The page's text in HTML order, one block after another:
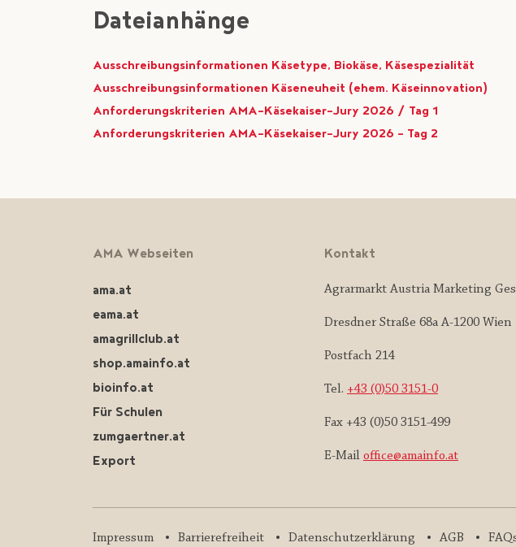
Dateianhänge
Ausschreibungsinformationen Käsetype, Biokäse, Käsespezialität
Ausschreibungsinformationen Käseneuheit (ehem. Käseinnovation)
Anforderungskriterien AMA-Käsekaiser-Jury 2026 / Tag 1
Anforderungskriterien AMA-Käsekaiser-Jury 2026 - Tag 2
AMA Webseiten
ama.at
eama.at
amagrillclub.at
shop.amainfo.at
bioinfo.at
Für Schulen
zumgaertner.at
Export
Kontakt
Agrarmarkt Austria Marketing
Dresdner Straße 68a A-1200 Wien
Postfach 214
Tel. +43 (0)50 3151-0
Fax +43 (0)50 3151-499
E-Mail office@amainfo.at
Impressum Barrierefreiheit Datenschutzerklärung AGB